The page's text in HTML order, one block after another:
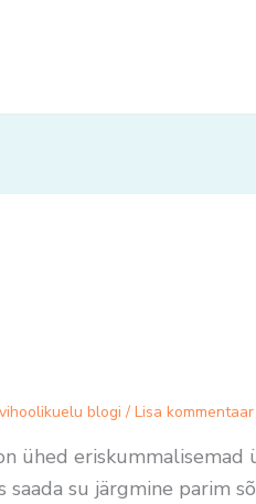
blogi / Lisa kommentaar
ühed eriskummalisemad
saada su järgmine parim